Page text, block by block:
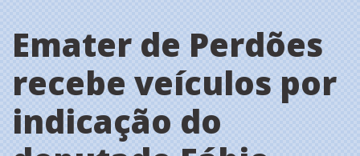
Emater de Perdões
recebe veículos por
indicação do